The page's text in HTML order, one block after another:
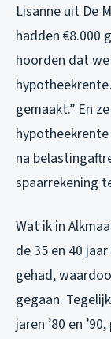
Lisanne uit De
hadden €8.000
hoorden dat
gemaakt.” En
na
spaarrekening
Wat ik in
de 35 en 40
gehad,
gegaan.
jaren ’80 en